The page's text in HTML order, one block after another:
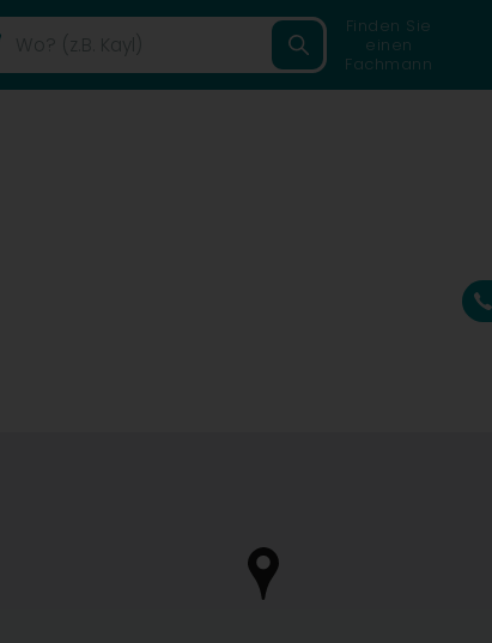
Finden Sie
einen
Fachmann